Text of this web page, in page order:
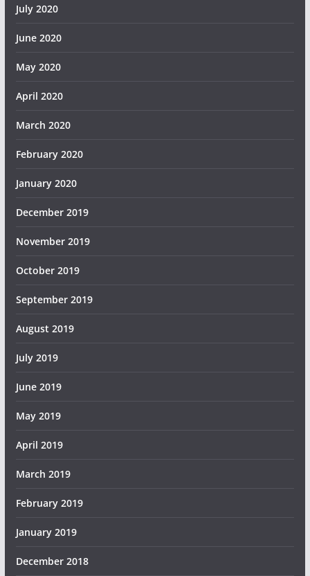
July 2020
June 2020
May 2020
April 2020
March 2020
February 2020
January 2020
December 2019
November 2019
October 2019
September 2019
August 2019
July 2019
June 2019
May 2019
April 2019
March 2019
February 2019
January 2019
December 2018